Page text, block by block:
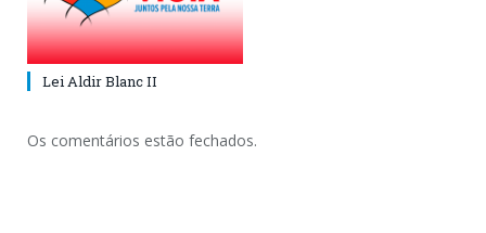
Lei Aldir Blanc II
Os comentários estão fechados.